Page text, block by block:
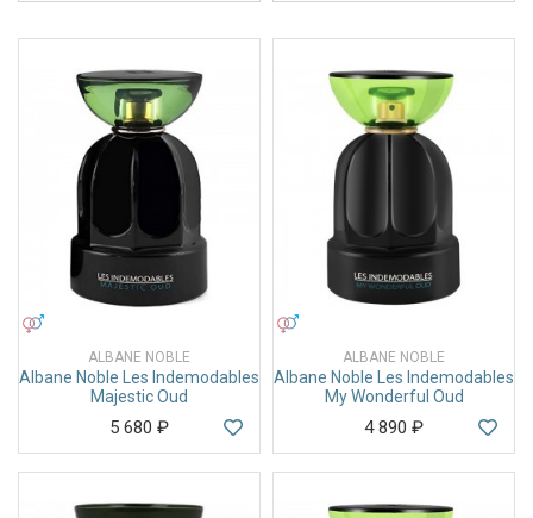
ALBANE NOBLE
Albane Noble Les Indemodables
Majestic Oud
5 680 ₽
ALBANE NOBLE
Albane Noble Les Indemodables
My Wonderful Oud
4 890 ₽